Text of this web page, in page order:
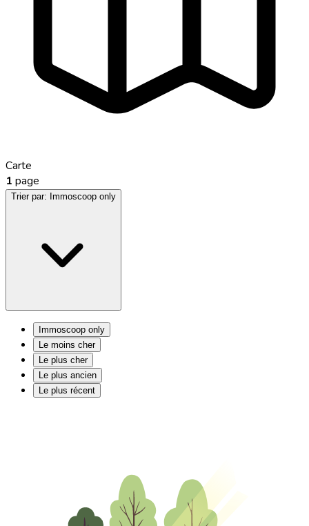
Carte
1 page
Trier par: Immoscoop only
Immoscoop only
Le moins cher
Le plus cher
Le plus ancien
Le plus récent